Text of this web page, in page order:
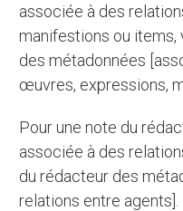
associée à des
manifestions ou
des métadonnées
œuvres, expressions,
Pour une note du rédacteur des métadonnées
associée à des
du rédacteur des
relations entre agents].